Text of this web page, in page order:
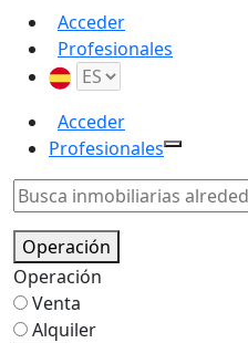
Acceder
Profesionales
Acceder
Profesionales
Operación
Operación
Venta
Alquiler